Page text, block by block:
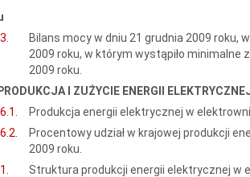
Bilans mocy w dniu 21 grudnia 2009 roku,
2009 roku, w którym wystąpiło
2009 roku.
I ZUŻYCIE ENERGII
Produkcja energii elektrycznej w
Procentowy udział w krajowej produkcji
2009 roku.
Struktura produkcji energii elektrycznej w